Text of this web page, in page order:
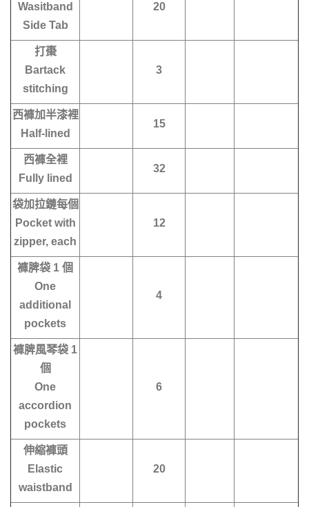
Wasitband
Side Tab
20
打棗
Bartack
stitching
3
西褲加半漆裡
Half-lined
15
西褲全裡
Fully lined
32
袋加拉鏈每個
Pocket with
zipper, each
12
褲脾袋 1 個
One
additional
pockets
4
褲脾風琴袋 1
個
One
accordion
pockets
6
伸縮褲頭
Elastic
waistband
20